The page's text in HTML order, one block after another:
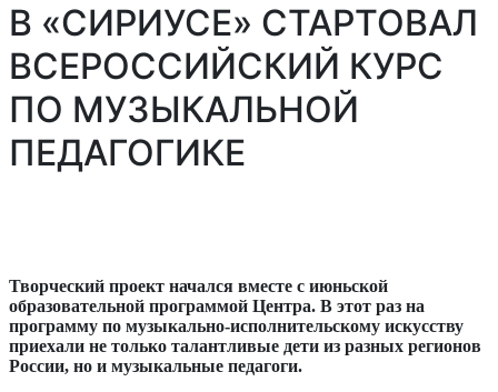
В «СИРИУСЕ» СТАРТОВАЛ
ВСЕРОССИЙСКИЙ КУРС
ПО МУЗЫКАЛЬНОЙ
ПЕДАГОГИКЕ
Творческий проект начался вместе с июньской
образовательной программой Центра. В этот раз на
программу по музыкально-исполнительскому искусству
приехали не только талантливые дети из разных регионов
России, но и музыкальные педагоги.